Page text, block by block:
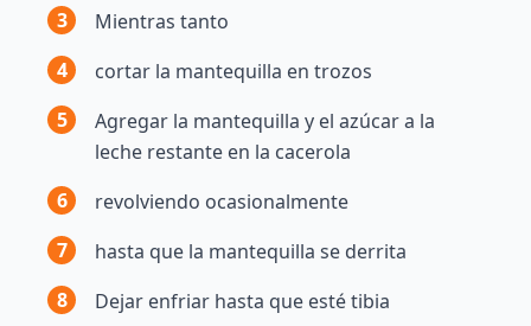
3
Mientras tanto
4
cortar la mantequilla en trozos
5
Agregar la mantequilla y el azúcar a la
leche restante en la cacerola
6
revolviendo ocasionalmente
7
hasta que la mantequilla se derrita
8
Dejar enfriar hasta que esté tibia